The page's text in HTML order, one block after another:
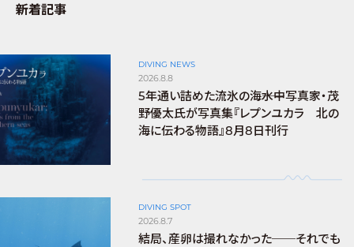
新着記事
DIVING NEWS
2026.8.8
5年通い詰めた流氷の海――水中写真家・茂
野優太氏が写真集『レプンユカラ 北の
海に伝わる物語』8月8日刊行
DIVING SPOT
2026.8.7
結局、産卵は撮れなかった──それでも